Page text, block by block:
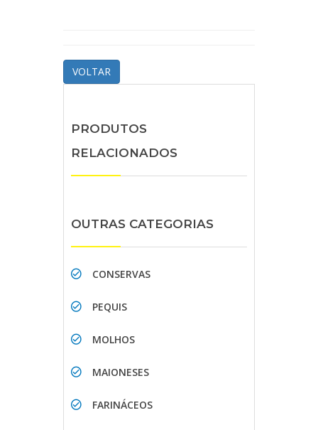
VOLTAR
PRODUTOS
RELACIONADOS
OUTRAS CATEGORIAS
CONSERVAS
PEQUIS
MOLHOS
MAIONESES
FARINÁCEOS